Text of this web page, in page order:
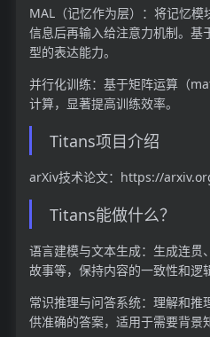
MAL（记忆作为层）：将记忆
信息后再输入给注意力机制。基
型的表达能力。
并行化训练：基于矩阵运算（
计算，显著提高训练效率。
Titans项目介绍
arXiv技术论文：https://
Titans能做什么？
语言建模与文本生成：生成连贯
故事等，保持内容的一致性和逻
常识推理与问答系统：理解和推
供准确的答案，适用于需要背景